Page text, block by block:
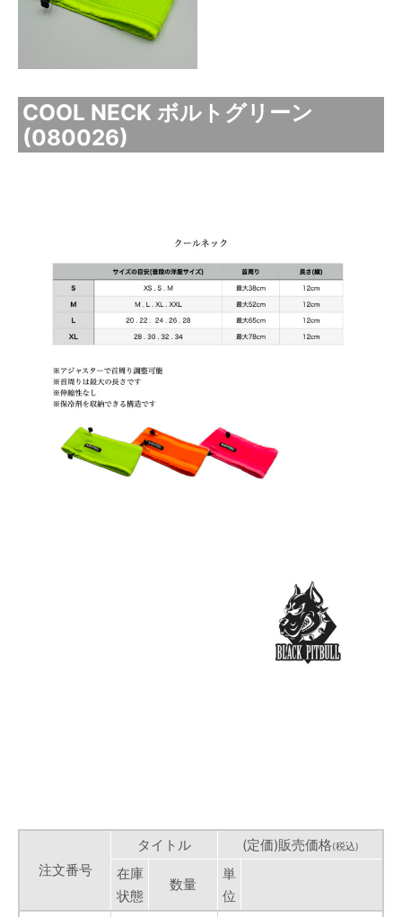
COOL NECK ボルトグリーン
(080026)
注文番号
タイトル (定価)販売価格(税込)
在庫
状態
数量
単
位